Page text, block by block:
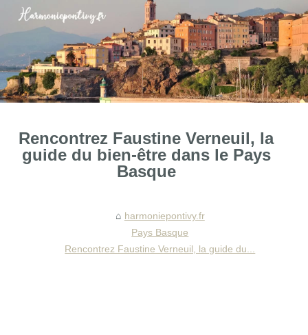
Rencontrez Faustine Verneuil, la
guide du bien-être dans le Pays
Basque
harmoniepontivy.fr
Pays Basque
Rencontrez Faustine Verneuil, la guide du...